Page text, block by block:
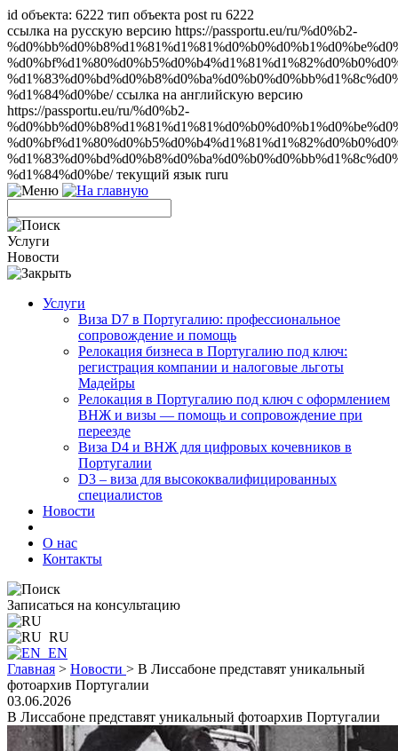
id объекта: 6222 тип объекта post ru 6222
ссылка на русскую версию https://passportu.eu/ru/%d0%b2-
%d1%84%d0%be/ ссылка на английскую версию
https://passportu.eu/ru/%d0%b2-
%d1%84%d0%be/ текущий язык ruru
Услуги
Новости
Услуги
Виза D7 в Португалию: профессиональное
сопровождение и помощь
Релокация бизнеса в Португалию под ключ:
регистрация компании и налоговые льготы
Мадейры
Релокация в Португалию под ключ с оформлением
ВНЖ и визы — помощь и сопровождение при
переезде
Виза D4 и ВНЖ для цифровых кочевников в
Португалии
D3 – виза для высококвалифицированных
специалистов
Новости
О нас
Контакты
Записаться на консультацию
RU
EN
Главная > Новости > В Лиссабоне представят уникальный
фотоархив Португалии
03.06.2026
В Лиссабоне представят уникальный фотоархив Португалии